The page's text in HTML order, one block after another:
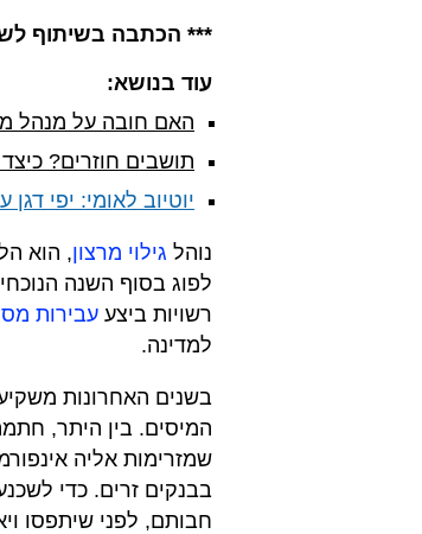
*** הכתבה בשיתוף
עוד בנושא:
האם חובה על מנהל
תושבים חוזרים?
יוטיוב לאומי: יפי דגן
נוהל גילוי מרצון, הוא
לפוג בסוף השנה
רשויות ביצע עבירות מס
למדינה.
בשנים האחרונות
המיסים. בין היתר,
שמזרימות אליה
בבנקים זרים. כדי
חבותם, לפני שיתפסו